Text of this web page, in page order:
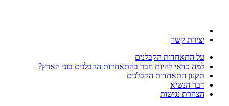
יצירת קשר
על התאחדות הקבלנים
למה כדאי להיות חבר בהתאחדות הקבלנים בוני הארץ?
תקנון התאחדות הקבלנים
דבר הנשיא
הצהרת נגישות